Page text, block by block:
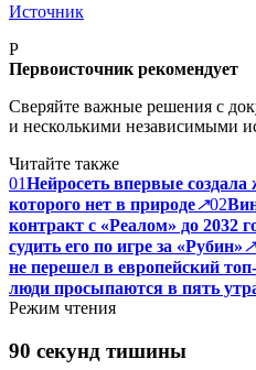
Источник
P
Первоисточник рекомендует
Сверяйте важные решения с
и несколькими независимыми
Читайте также
01Нейросеть впервые
которого нет в природе↗02
контракт с «Реалом» до 2032
судить его по игре за «Рубин»↗
не перешел в европейский
люди просыпаются в пять
Режим чтения
90 секунд тишины